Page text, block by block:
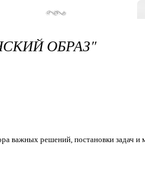
ОБРАЗ"
важных решений, постановки задач и